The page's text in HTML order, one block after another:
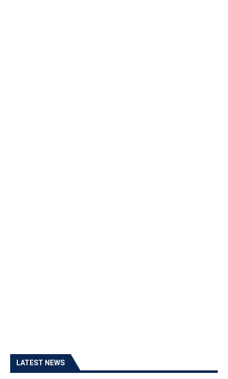
LATEST NEWS